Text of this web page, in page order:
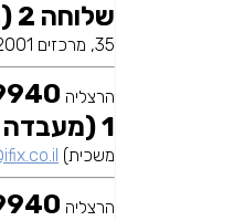
שלוחה 2 (חנות + זאפ)
35, מרכזים 2001 (כניסה D)
הרצליה
1 (מעבדה ראשית)
משכית)
הרצליה